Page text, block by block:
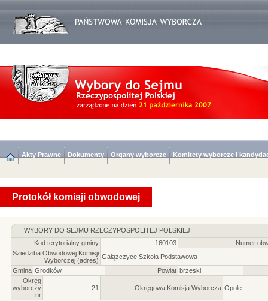
Akty Prawne Dokumenty Organy wyborcze Komitety wyborcze i
Protokół komisji obwodowej
WYBORY DO SEJMU RZECZYPOSPOLITEJ POLSKIEJ
Kod terytorialny gminy
160103
Numer
Sziedziba Obwodowej Komisji
Wyborczej (adres) Gałązczyce Szkoła Podstawowa
Gmina Grodków Powiat brzeski
Okręg
wyborczy
nr
21 Okręgowa Komisja Wyborcza Opole